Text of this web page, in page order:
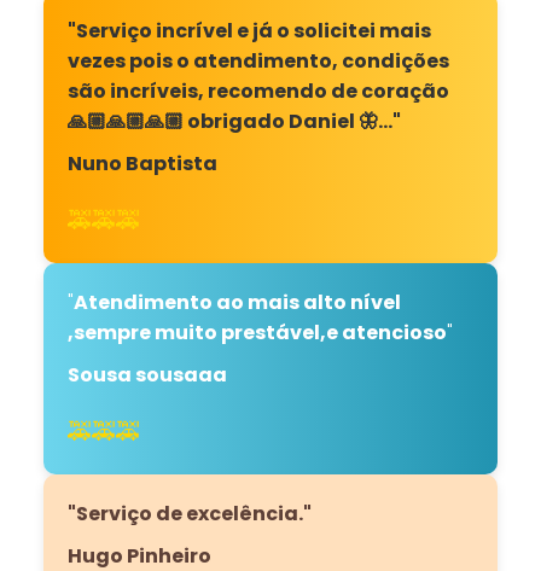
"Serviço incrível e já o solicitei mais
vezes pois o atendimento, condições
são incríveis, recomendo de coração
🙏🏼🙏🏼🙏🏼 obrigado Daniel 🦋…"
Nuno Baptista
🚕🚕🚕
"Atendimento ao mais alto nível
,sempre muito prestável,e atencioso"
Sousa sousaaa
🚕🚕🚕
"Serviço de excelência."
Hugo Pinheiro